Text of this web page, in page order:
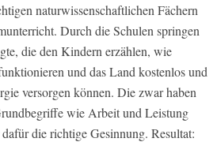
naturwissenschaftlichen Fächern
Durch die Schulen springen
die den Kindern erzählen, wie
und das Land kostenlos und
versorgen können. Die zwar haben
wie Arbeit und Leistung
die richtige Gesinnung. Resultat: